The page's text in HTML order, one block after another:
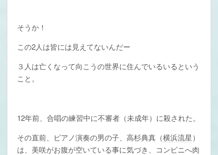
そうか！
この2人は皆には見えてないんだー
３人は亡くなって向こうの世界に住んでいるいるという
こと。
12年前、合唱の練習中に不審者（未成年）に殺された。
その直前、ピアノ演奏の男の子、高杉典真（横浜流星）
は、美咲がお腹が空いている事に気づき、コンビニへ肉